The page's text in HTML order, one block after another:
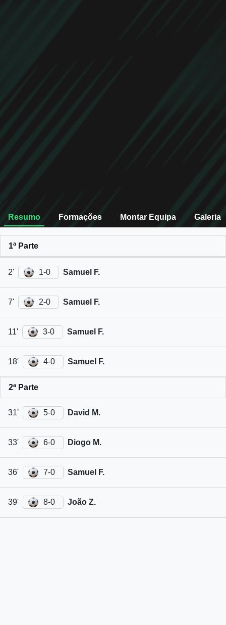
Resumo Formações Montar Equipa Galeria
1ª Parte
2' 1-0 Samuel F.
7' 2-0 Samuel F.
11' 3-0 Samuel F.
18' 4-0 Samuel F.
2ª Parte
31' 5-0 David M.
33' 6-0 Diogo M.
36' 7-0 Samuel F.
39' 8-0 João Z.